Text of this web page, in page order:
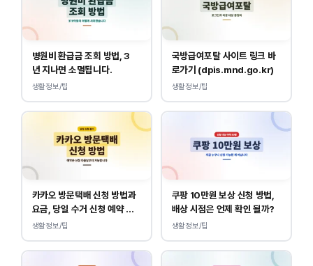
병원비 환급금 조회 방법, 3
년 지나면 소멸됩니다.
생활정보/팁
국방급여포탈 사이트 링크 바
로가기 (dpis.mnd.go.kr)
생활정보/팁
카카오 방문택배 신청 방법과
요금, 당일 수거 신청 예약 안
내
생활정보/팁
쿠팡 10만원 보상 신청 방법,
배상 시점은 언제 확인 될까?
생활정보/팁